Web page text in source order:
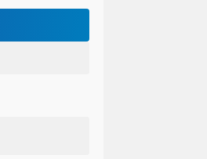
Aksi Pencuri Dipergoki Pemilik Rumah, Berakhir Penusukan Brutal, Polisi Ringkus Pelaku!
Integritas Jadi Fondasi Ketahanan Energi, KPK dan Pertamina Perkuat Kapasitas Pengawas